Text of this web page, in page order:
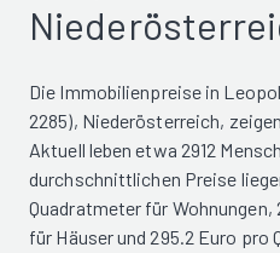
Die Immobilienpreise in
2285), Niederösterreich,
Aktuell leben etwa 2912
durchschnittlichen Preise
Quadratmeter für
für Häuser und 295.2 Euro pro